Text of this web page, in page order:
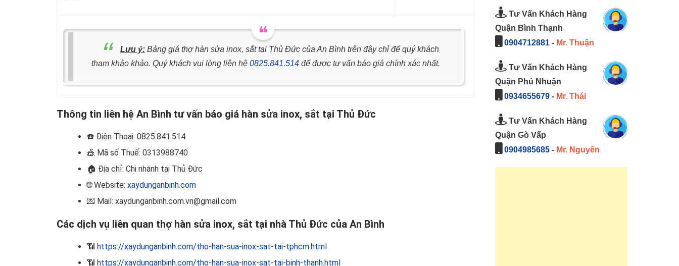
Lưu ý: Bảng giá thợ hàn sửa inox, sắt tại Thủ Đức của An Bình trên đây chỉ để quý khách
tham khảo khảo. Quý khách vui lòng liên hệ 0825.841.514để được tư vấn báo giá chính xác nhất.
Thông tin liên hệ An Bình tư vấn báo giá hàn sửa inox, sắt tại Thủ Đức
☎️ Điện Thoại: 0825.841.514
🎪 Mã số Thuế: 0313988740
🏠 Địa chỉ: Chi nhánh tại Thủ Đức
🌐 Website: xaydunganbinh.com
💌 Mail: xaydunganbinh.com.vn@gmail.com
Các dịch vụ liên quan thợ hàn sửa inox, sắt tại nhà Thủ Đức của An Bình
📶 https://xaydunganbinh.com/tho-han-sua-inox-sat-tai-tphcm.html
📶 https://xaydunganbinh.com/tho-han-sua-inox-sat-tai-binh-thanh.html
Tư Vấn Khách Hàng
Quận Bình Thạnh
0904712881- Mr. Thuận
Tư Vấn Khách Hàng
Quận Phú Nhuận
0934655679- Mr. Thái
Tư Vấn Khách Hàng
Quận Gò Vấp
0904985685- Mr. Nguyên